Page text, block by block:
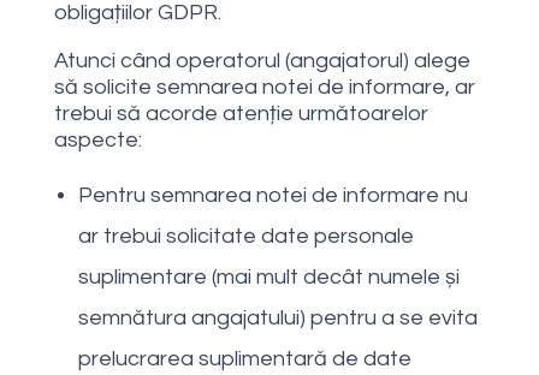
obligațiilor GDPR.
Atunci când operatorul (angajatorul) alege
să solicite semnarea notei de informare, ar
trebui să acorde atenție următoarelor
aspecte:
Pentru semnarea notei de informare nu
ar trebui solicitate date personale
suplimentare (mai mult decât numele și
semnătura angajatului) pentru a se evita
prelucrarea suplimentară de date